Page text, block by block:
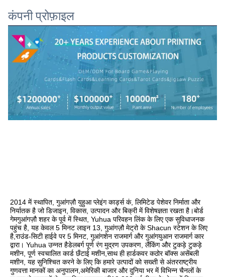
कंपनी प्रोफ़ाइल
2014 में स्थापित, गुआंगज़ौ युहुआ प्लेइंग कार्ड्स कं, लिमिटेड पेशेवर निर्माता और
निर्यातक है जो डिजाइन, विकास, उत्पादन और बिक्री में विशेषज्ञता रखता है।बोर्ड
गेमगुआंगज़ौ शहर के पूर्व में स्थित, Yuhua परिवहन लिंक के लिए एक सुविधाजनक
पहुंच है, यह केवल 5 मिनट लाइन 13, गुआंगज़ौ मेट्रो के Shacun स्टेशन के लिए
है,राउंड-सिटी हाईवे पर 5 मिनट, गुआंगशेन राजमार्ग और गुआंगयुआन राजमार्ग कार
द्वारा। Yuhua उन्नत हैडेलबर्ग पूर्ण रंग मुद्रण उपकरण, लैंकिंग और टुकड़े टुकड़े
मशीन, पूर्ण स्वचालित कार्ड छँटाई मशीन,साथ ही हार्डकवर कठोर बॉक्स असेंबली
मशीन, यह सुनिश्चित करने के लिए कि हमारे उत्पादों को सख्ती से अंतरराष्ट्रीय
गुणवत्ता मानकों का अनुपालन,अमेरिकी बाजार और दुनिया भर में विभिन्न चैनलों के